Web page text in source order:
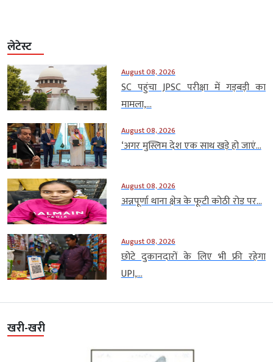
लेटेस्ट
August 08, 2026
SC पहुंचा JPSC परीक्षा में गड़बड़ी का
मामला,...
August 08, 2026
‘अगर मुस्लिम देश एक साथ खड़े हो जाएं...
August 08, 2026
अन्नपूर्णा थाना क्षेत्र के फूटी कोठी रोड पर...
August 08, 2026
छोटे दुकानदारों के लिए भी फ्री रहेगा
UPI,...
खरी-खरी